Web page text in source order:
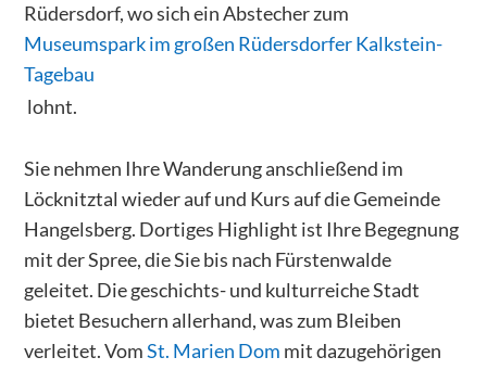
Rüdersdorf, wo sich ein Abstecher zum
Museumspark im großen Rüdersdorfer Kalkstein-
Tagebau
lohnt.
Sie nehmen Ihre Wanderung anschließend im
Löcknitztal wieder auf und Kurs auf die Gemeinde
Hangelsberg. Dortiges Highlight ist Ihre Begegnung
mit der Spree, die Sie bis nach Fürstenwalde
geleitet. Die geschichts- und kulturreiche Stadt
bietet Besuchern allerhand, was zum Bleiben
verleitet. VomSt. Marien Dom mit dazugehörigen